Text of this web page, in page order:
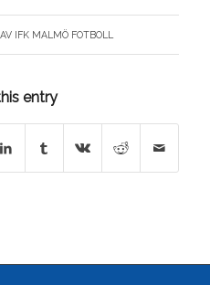
AV IFK MALMÖ FOTBOLL
entry